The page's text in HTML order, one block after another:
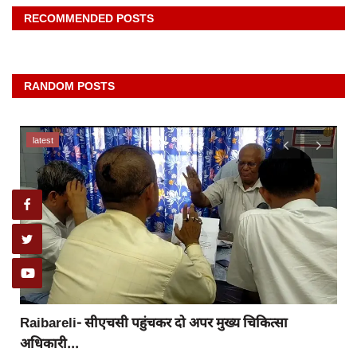
RECOMMENDED POSTS
RANDOM POSTS
latest
Raibareli- सीएचसी पहुंचकर दो अपर मुख्य चिकित्सा
अधिकारी...